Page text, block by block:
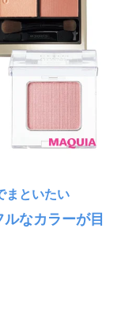
まといたい
なカラーが目